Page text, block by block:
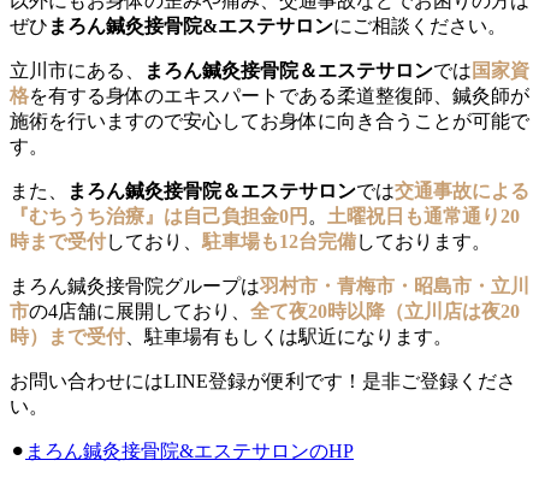
ぜひ まろん鍼灸接骨院&エステサロンにご相談ください。
立川市にある、 まろん鍼灸接骨院＆エステサロンでは 国家資
格を有する身体のエキスパートである柔道整復師、鍼灸師が
施術を行いますので安心してお身体に向き合うことが可能で
す。
また、 まろん鍼灸接骨院＆エステサロンでは交通事故による
『むちうち治療』は自己負担金0円 。 土曜祝日も通常通り20
時まで受付しており、 駐車場も12台完備しております。
まろん鍼灸接骨院グループは羽村市・青梅市・昭島市・立川
市の4店舗に展開しており、 全て夜20時以降（立川店は夜20
時）まで受付 、駐車場有もしくは駅近になります。
お問い合わせにはLINE登録が便利です！是非ご登録くださ
い。
⚫︎ まろん鍼灸接骨院&エステサロンのHP